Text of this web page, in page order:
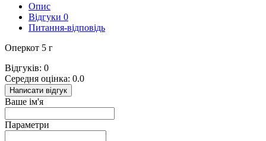
Опис
Відгуки 0
Питання-відповідь
Оперкот 5 г
Відгуків: 0
Середня оцінка: 0.0
Написати відгук
Ваше ім'я
Параметри